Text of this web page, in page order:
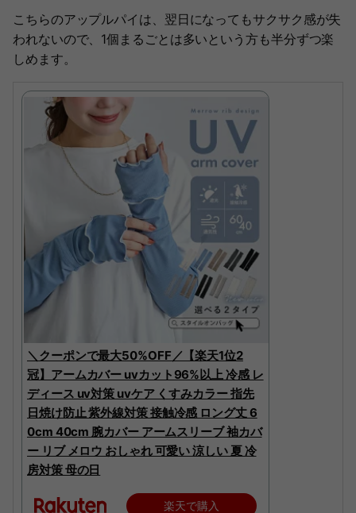
こちらのアップルパイは、翌日になってもサクサク感が失
われないので、1個まるごとは多いという方も半分ずつ楽
しめます。
＼クーポンで最大50%OFF／【楽天1位2
冠】アームカバー uvカット96%以上 冷感 レ
ディース uv対策 uvケア くすみカラー 指先
日焼け防止 紫外線対策 接触冷感 ロング丈 6
0cm 40cm 腕カバー アームスリーブ 袖カバ
ー リブ メロウ おしゃれ 可愛い 涼しい 夏 冷
房対策 母の日
楽天で購入